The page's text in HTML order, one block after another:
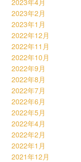
2023年4月
2023年2月
2023年1月
2022年12月
2022年11月
2022年10月
2022年9月
2022年8月
2022年7月
2022年6月
2022年5月
2022年4月
2022年2月
2022年1月
2021年12月